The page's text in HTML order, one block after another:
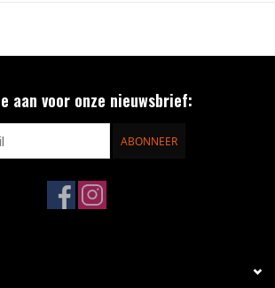
aan voor onze nieuwsbrief:
ABONNEER